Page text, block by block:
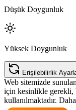
Düşük Doygunluk
Yüksek Doygunluk
Erişilebilirlik
Web sitemizde
için kesinlikle gerekli,
kullanılmaktadır.